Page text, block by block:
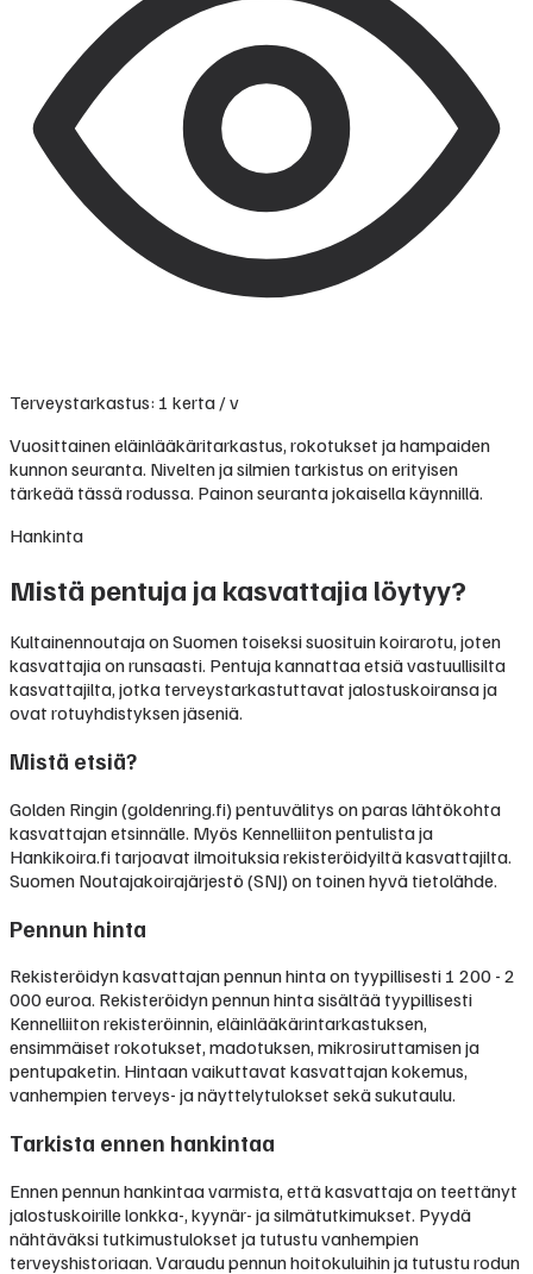
Terveystarkastus: 1 kerta / v
Vuosittainen eläinlääkäritarkastus, rokotukset ja hampaiden
kunnon seuranta. Nivelten ja silmien tarkistus on erityisen
tärkeää tässä rodussa. Painon seuranta jokaisella käynnillä.
Hankinta
Mistä pentuja ja kasvattajia löytyy?
Kultainennoutaja on Suomen toiseksi suosituin koirarotu, joten
kasvattajia on runsaasti. Pentuja kannattaa etsiä vastuullisilta
kasvattajilta, jotka terveystarkastuttavat jalostuskoiransa ja
ovat rotuyhdistyksen jäseniä.
Mistä etsiä?
Golden Ringin (goldenring.fi) pentuvälitys on paras lähtökohta
kasvattajan etsinnälle. Myös Kennelliiton pentulista ja
Hankikoira.fi tarjoavat ilmoituksia rekisteröidyiltä kasvattajilta.
Suomen Noutajakoirajärjestö (SNJ) on toinen hyvä tietolähde.
Pennun hinta
Rekisteröidyn kasvattajan pennun hinta on tyypillisesti 1 200 - 2
000 euroa. Rekisteröidyn pennun hinta sisältää tyypillisesti
Kennelliiton rekisteröinnin, eläinlääkärintarkastuksen,
ensimmäiset rokotukset, madotuksen, mikrosiruttamisen ja
pentupaketin. Hintaan vaikuttavat kasvattajan kokemus,
vanhempien terveys- ja näyttelytulokset sekä sukutaulu.
Tarkista ennen hankintaa
Ennen pennun hankintaa varmista, että kasvattaja on teettänyt
jalostuskoirille lonkka-, kyynär- ja silmätutkimukset. Pyydä
nähtäväksi tutkimustulokset ja tutustu vanhempien
terveyshistoriaan. Varaudu pennun hoitokuluihin ja tutustu rodun